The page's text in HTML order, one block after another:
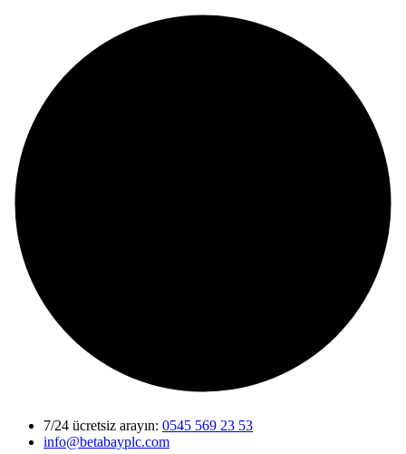
7/24 ücretsiz arayın: 0545 569 23 53
info@betabayplc.com